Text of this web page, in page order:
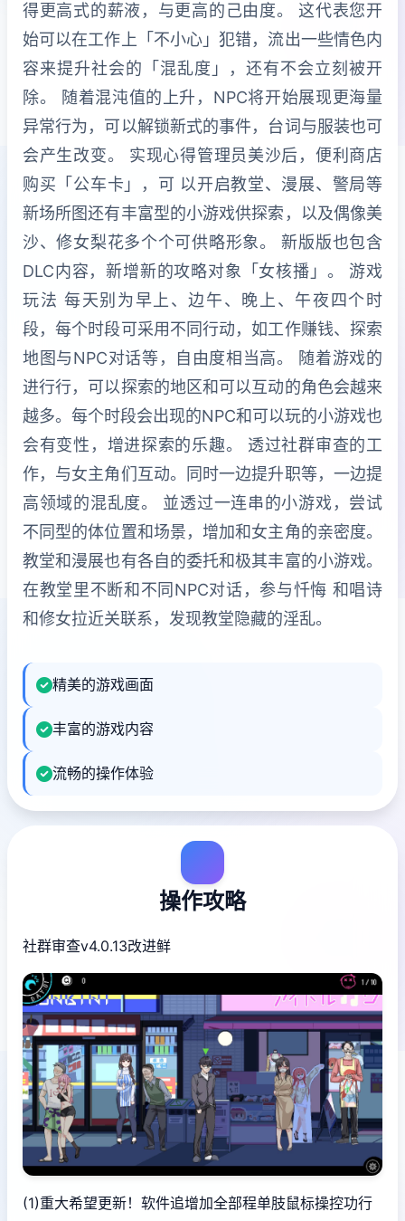
得更高式的薪液，与更高的己由度。 这代表您开
始可以在工作上「不小心」犯错，流出一些情色内
容来提升社会的「混乱度」，还有不会立刻被开
除。 随着混沌值的上升，NPC将开始展现更海量
异常行为，可以解锁新式的事件，台词与服装也可
会产生改变。 实现心得管理员美沙后，便利商店
购买「公车卡」，可 以开启教堂、漫展、警局等
新场所图还有丰富型的小游戏供探索，以及偶像美
沙、修女梨花多个个可供略形象。 新版版也包含
DLC内容，新增新的攻略对象「女核播」。 游戏
玩法 每天别为早上、边午、晚上、午夜四个时
段，每个时段可采用不同行动，如工作赚钱、探索
地图与NPC对话等，自由度相当高。 随着游戏的
进行行，可以探索的地区和可以互动的角色会越来
越多。每个时段会出现的NPC和可以玩的小游戏也
会有变性，增进探索的乐趣。 透过社群审查的工
作，与女主角们互动。同时一边提升职等，一边提
高领域的混乱度。 並透过一连串的小游戏，尝试
不同型的体位置和场景，增加和女主角的亲密度。
教堂和漫展也有各自的委托和极其丰富的小游戏。
在教堂里不断和不同NPC对话，参与忏悔 和唱诗
和修女拉近关联系，发现教堂隐藏的淫乱。
精美的游戏画面
丰富的游戏内容
流畅的操作体验
操作攻略
社群审查v4.0.13改进鲜
(1)重大希望更新！软件追增加全部程单肢鼠标操控功行